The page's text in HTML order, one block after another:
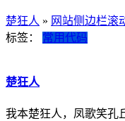
楚狂人 » 网站侧边栏滚
标签： 常用代码
楚狂人
我本楚狂人，凤歌笑孔